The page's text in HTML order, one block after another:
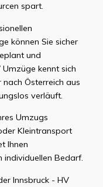
spart.
können Sie sicher
und
kennt sich
Österreich aus
verläuft.
Umzugs
Kleintransport
Ihnen
individuellen Bedarf.
Innsbruck - HV